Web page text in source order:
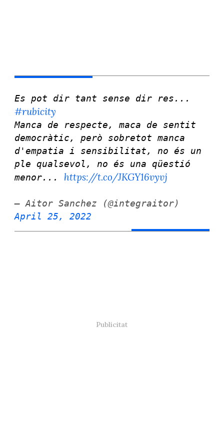
Es pot dir tant sense dir res...
#rubicity
Manca de respecte, maca de sentit
democràtic, però sobretot manca
d'empatia i sensibilitat, no és un
ple qualsevol, no és una qüestió
menor... https://t.co/JKGY16vyvj
— Aitor Sanchez (@integraitor)
April 25, 2022